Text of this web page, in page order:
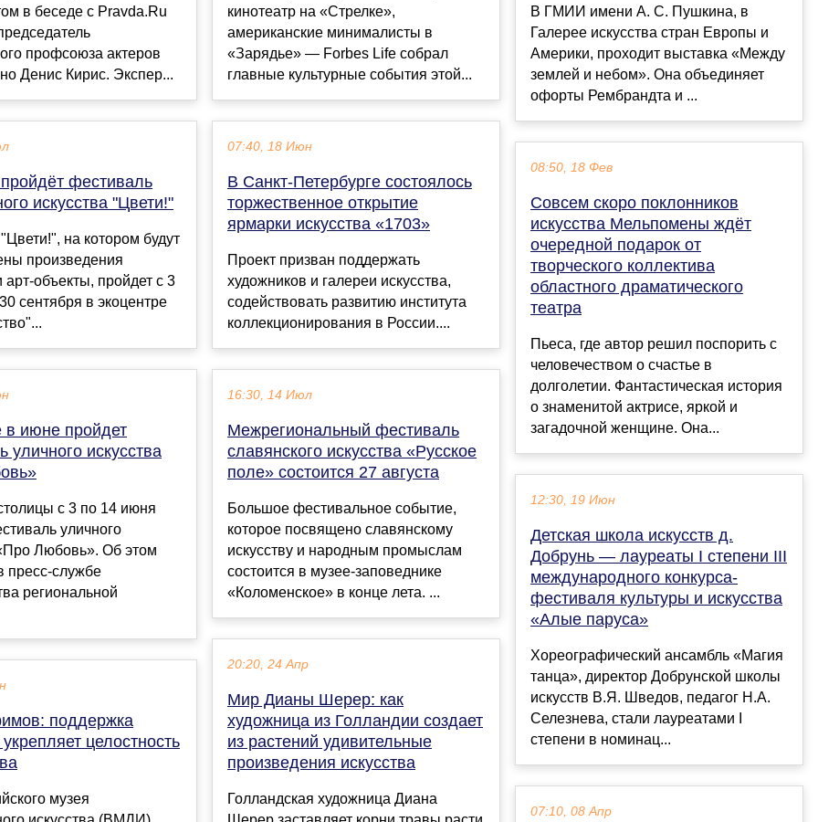
в беседе с Pravda.Ru
профсоюза актеров
Денис Кирис. Экспер...
фестиваль
искусства "Цвети!"
на котором будут
произведения
арт-объекты, пройдет с 3
сентября в экоцентре
в июне пройдет
уличного искусства
с 3 по 14 июня
уличного
Любовь». Об этом
пресс-службе
региональной
поддержка
укрепляет целостность
музея
кинотеатр на «Стрелке»,
американские минималисты в
«Зарядье» — Forbes Life собрал
главные культурные события этой...
07:40, 18 Июн
В Санкт-Петербурге состоялось
торжественное открытие
ярмарки искусства «1703»
Проект призван поддержать
художников и галереи искусства,
содействовать развитию института
коллекционирования в России....
16:30, 14 Июл
Межрегиональный фестиваль
славянского искусства «Русское
поле» состоится 27 августа
Большое фестивальное событие,
которое посвящено славянскому
искусству и народным промыслам
состоится в музее-заповеднике
«Коломенское» в конце лета. ...
20:20, 24 Апр
Мир Дианы Шерер: как
художница из Голландии создает
из растений удивительные
произведения искусства
Голландская художница Диана
В ГМИИ имени А. С. Пушкина, в
Галерее искусства стран Европы и
Америки, проходит выставка «Между
землей и небом». Она объединяет
офорты Рембрандта и ...
08:50, 18 Фев
Совсем скоро поклонников
искусства Мельпомены ждёт
очередной подарок от
творческого коллектива
областного драматического
театра
Пьеса, где автор решил поспорить с
человечеством о счастье в
долголетии. Фантастическая история
о знаменитой актрисе, яркой и
загадочной женщине. Она...
12:30, 19 Июн
Детская школа искусств д.
Добрунь — лауреаты I степени III
международного конкурса-
фестиваля культуры и искусства
«Алые паруса»
Хореографический ансамбль «Магия
танца», директор Добрунской школы
искусств В.Я. Шведов, педагог Н.А.
Селезнева, стали лауреатами I
степени в номинац...
07:10, 08 Апр